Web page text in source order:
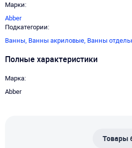
Марки
Abber
Подкатегории
Ванны, Ванны акриловые, Ванны
Полные характеристики
Марка
Abber
Товары